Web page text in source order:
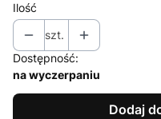
Ilość
szt.
Dostępność:
na wyczerpaniu
Dodaj